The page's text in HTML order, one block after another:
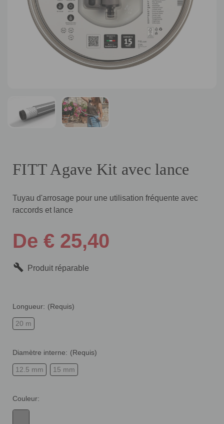
FITT Agave Kit avec lance
Tuyau d'arrosage pour une utilisation fréquente avec
raccords et lance
De € 25,40
Produit réparable
Longueur: (Requis)
20 m
Diamètre interne: (Requis)
12.5 mm 15 mm
Couleur: